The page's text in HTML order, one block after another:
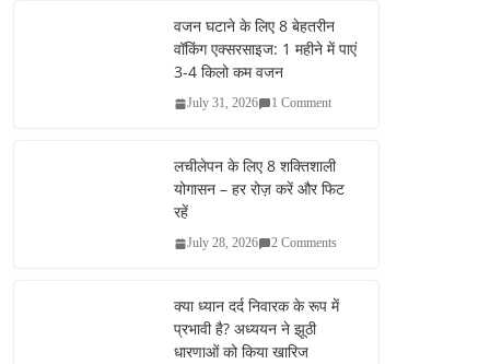
वजन घटाने के लिए 8 बेहतरीन
वॉकिंग एक्सरसाइज: 1 महीने में पाएं
3-4 किलो कम वजन
July 31, 2026 1 Comment
लचीलेपन के लिए 8 शक्तिशाली
योगासन – हर रोज़ करें और फिट
रहें
July 28, 2026 2 Comments
क्या ध्यान दर्द निवारक के रूप में
प्रभावी है? अध्ययन ने झूठी
धारणाओं को किया खारिज